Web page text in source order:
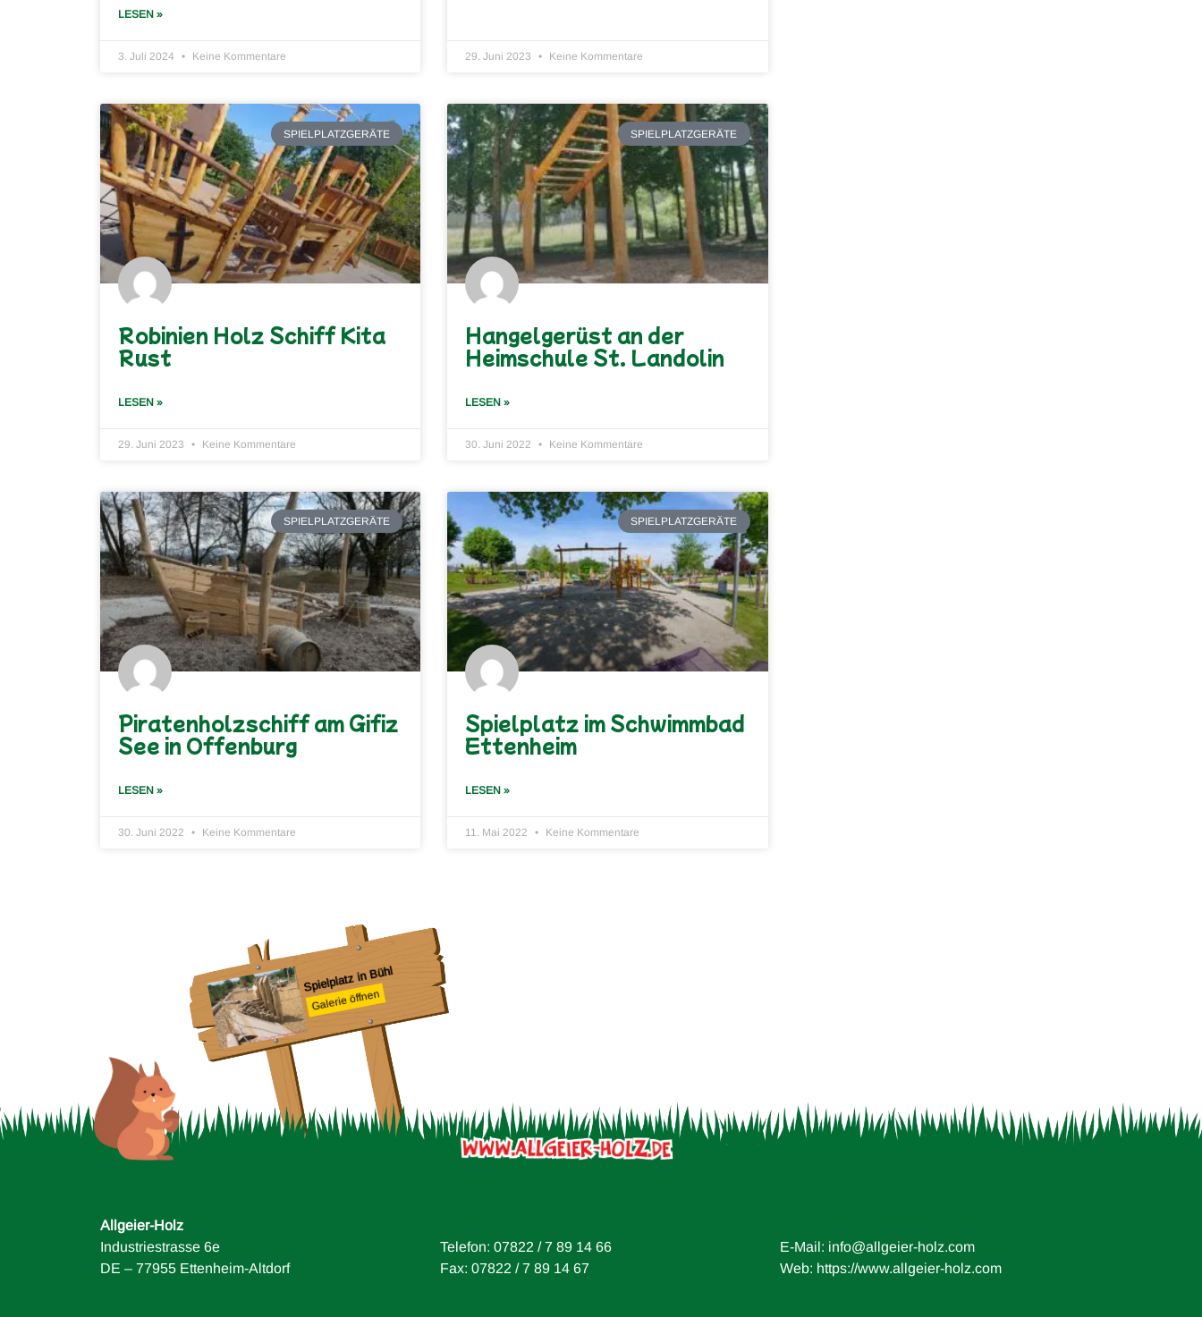
LESEN »
3. Juli 2024 Keine Kommentare 29. Juni 2023 Keine Kommentare
SPIELPLATZGERÄTE
Robinien Holz Schiff Kita
Rust
LESEN »
29. Juni 2023 Keine Kommentare
SPIELPLATZGERÄTE
Hangelgerüst an der
Heimschule St. Landolin
LESEN »
30. Juni 2022 Keine Kommentare
SPIELPLATZGERÄTE
Piratenholzschiff am Gifiz
See in Offenburg
LESEN »
30. Juni 2022 Keine Kommentare
SPIELPLATZGERÄTE
Spielplatz im Schwimmbad
Ettenheim
LESEN »
11. Mai 2022 Keine Kommentare
Galerie öffnen
Spielplatz in Bühl
Galerie öffnen
Allgeier-Holz
Industriestrasse 6e
DE – 77955 Ettenheim-Altdorf
Telefon: 07822 / 7 89 14 66
Fax: 07822 / 7 89 14 67
E-Mail: info@allgeier-holz.com
Web: https://www.allgeier-holz.com